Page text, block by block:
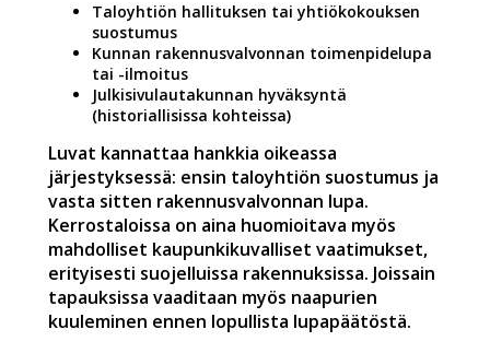
Taloyhtiön hallituksen tai yhtiökokouksen
suostumus
Kunnan rakennusvalvonnan toimenpidelupa
tai -ilmoitus
Julkisivulautakunnan hyväksyntä
(historiallisissa kohteissa)
Luvat kannattaa hankkia oikeassa
järjestyksessä: ensin taloyhtiön suostumus ja
vasta sitten rakennusvalvonnan lupa.
Kerrostaloissa on aina huomioitava myös
mahdolliset kaupunkikuvalliset vaatimukset,
erityisesti suojelluissa rakennuksissa. Joissain
tapauksissa vaaditaan myös naapurien
kuuleminen ennen lopullista lupapäätöstä.